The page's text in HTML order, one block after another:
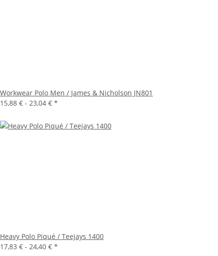
Workwear Polo Men / James & Nicholson JN801
15,88 € - 23,04 € *
Heavy Polo Piqué / Teejays 1400
17,83 € - 24,40 € *